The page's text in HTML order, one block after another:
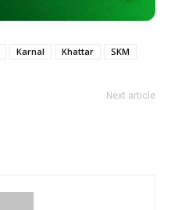
Karnal Khattar SKM
Next article